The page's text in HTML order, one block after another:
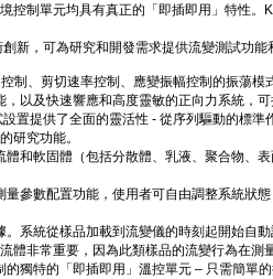
控制單元均具有真正的「即插即用」特性
新，可為研究和開發需求提供流變測試功能
制、剪切速率控制、應變振幅控制的振蕩模
以及快速響應和高度靈敏的正向力系統，可
置提供了全面的靈活性 - 從序列驅動的標準
研究功能。
體和軟固體（包括分散體、乳液、聚合物、
參數配置功能，使用者可自由調整系統狀
。系統從樣品加載到流變儀的時刻起開始自
體非常重要，因為此類樣品的流變行為在測
獨特的「即插即用」溫控單元 – 只需簡單